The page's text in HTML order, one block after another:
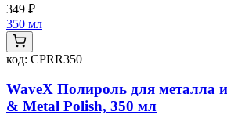
349 ₽
350 мл
код: CPRR350
WaveX Полироль для металла
& Metal Polish, 350 мл